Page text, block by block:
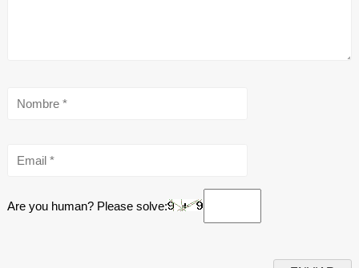
Are you human? Please solve: